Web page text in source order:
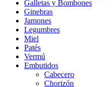
Galletas y Bombones
Ginebras
Jamones
Legumbres
Miel
Patés
Vermú
Embutidos
Cabecero
Chorizón